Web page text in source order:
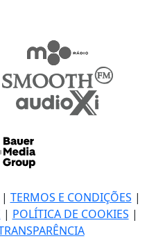
TERMOS E CONDIÇÕES |
| POLÍTICA DE COOKIES |